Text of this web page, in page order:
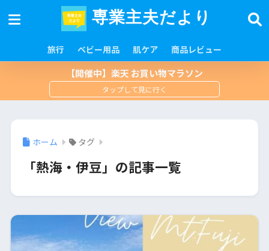
専業主夫だより
旅行 ベビー用品 肌ケア 商品レビュー
【開催中】楽天 お買い物マラソン
ホーム タグ
「熱海・伊豆」の記事一覧